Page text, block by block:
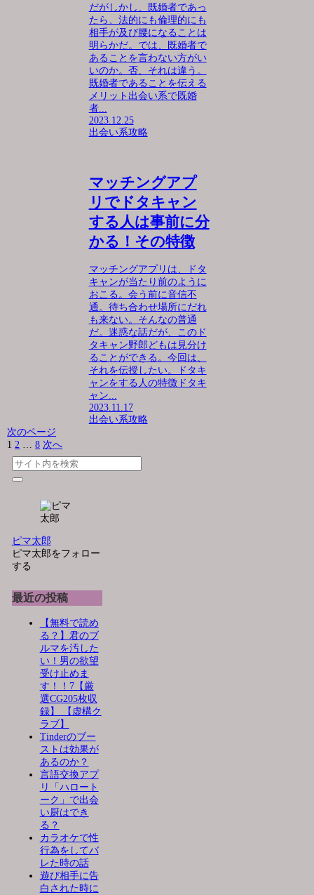
だがしかし、既婚者であっ
たら、法的にも倫理的にも
相手が及び腰になることは
明らかだ。では、既婚者で
あることを言わない方がい
いのか。否、それは違う。
既婚者であることを伝える
メリット出会い系で既婚
者...
2023.12.25
出会い系攻略
マッチングアプ
リでドタキャン
する人は事前に分
かる！その特徴
マッチングアプリは、ドタ
キャンが当たり前のように
おこる。会う前に音信不
通。待ち合わせ場所にだれ
も来ない。そんなの普通
だ。迷惑な話だが、このド
タキャン野郎どもは見分け
ることができる。今回は、
それを伝授したい。ドタキ
ャンをする人の特徴ドタキ
ャン...
2023.11.17
出会い系攻略
次のページ
1 2 … 8 次へ
ピマ太郎
ピマ太郎をフォロー
する
最近の投稿
【無料で読め
る？】君のブ
ルマを汚した
い！男の欲望
受け止めま
す！！7【厳
選CG205枚収
録】 【虚構ク
ラブ】
Tinderのブー
ストは効果が
あるのか？
言語交換アプ
リ「ハロート
ーク」で出会
い厨はでき
る？
カラオケで性
行為をしてバ
レた時の話
遊び相手に告
白された時に